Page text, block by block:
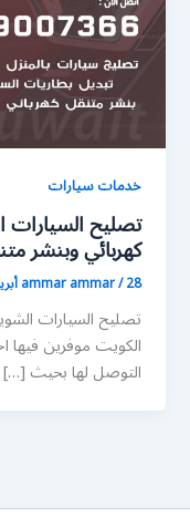
خدمات سيارات
كهربائي وبنشر
ammar ammar/28 أبريل، 2020
تصليح السيارات
الكويت موفرين فيها
التوصل لها بحيث […]